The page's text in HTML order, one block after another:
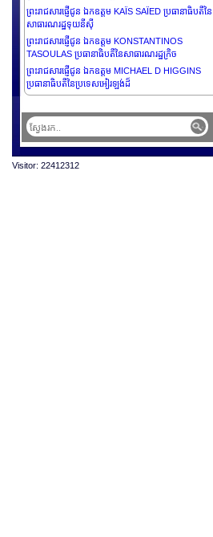
ព្រះរាជសារផ្ញើជូន ឯកឧត្តម KAÏS SAÏED ប្រធានាធិបតីនៃ
សាធារណរដ្ឋទុយនីស៊ី
ព្រះរាជសារផ្ញើជូន ឯកឧត្តម KONSTANTINOS
TASOULAS ប្រធានាធិបតីនៃសាធារណរដ្ឋក្រិច
ព្រះរាជសារផ្ញើជូន ឯកឧត្តម MICHAEL D HIGGINS
ប្រធានាធិបតីនៃប្រទេសអៀរឡង់ដ៏
ប្រធានាធិបតីនៃ សាធារណរដ្ឋម៉ូរីស
ព្រះរាជសារផ្ញើជូន លោកស្រី Sithea San ប្រធានក្រុងខ្មែរ
ព្រះរាជសារផ្ញើជូន ឯកឧត្តមឧត្តមសេនីយ៍ ASSIMI GOITA
ប្រធានាធិបតីអន្តរកាល និងជាប្រមុខរដ្ឋនៃសាធារណរដ្ឋម៉ាលី
Visitor: 22412312